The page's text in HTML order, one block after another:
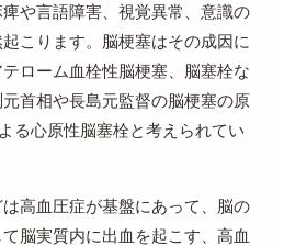
や言語障害、視覚異常、意識の
こります。脳梗塞はその成因に
ローム血栓性脳梗塞、脳塞栓な
首相や長島元監督の脳梗塞の原
る心原性脳塞栓と考えられてい
高血圧症が基盤にあって、脳の
脳実質内に出血を起こす、高血